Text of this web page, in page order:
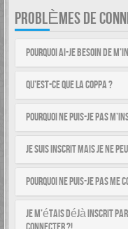
PROBLÈMES DE
Pourquoi ai-je besoin de
Qu’est-ce que la COPPA ?
Pourquoi ne puis-je pas
Je suis inscrit mais je ne
Pourquoi ne puis-je pas me
Je m’étais déjà inscrit